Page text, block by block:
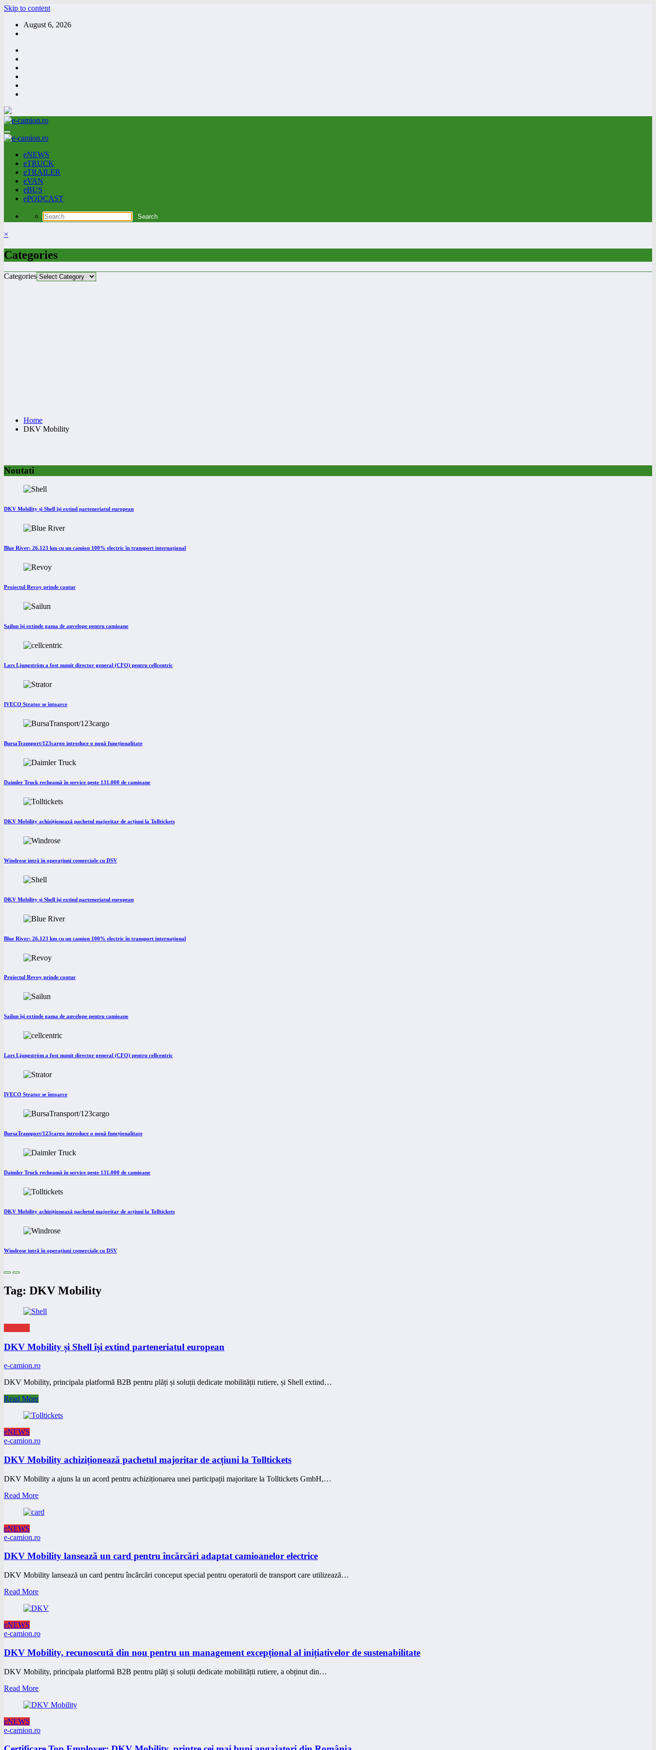
Skip to content
August 6, 2026
eNEWS
eTRUCK
eTRAILER
eVAN
eBUS
ePODCAST
×
Categories
Categories
Home
DKV Mobility
Noutati
DKV Mobility și Shell își extind parteneriatul european
Blue River: 26.123 km cu un camion 100% electric în transport internațional
Proiectul Revoy prinde contur
Sailun își extinde gama de anvelope pentru camioane
Lars Ljungström a fost numit director general (CFO) pentru cellcentric
IVECO Strator se întoarce
BursaTransport/123cargo introduce o nouă funcționalitate
Daimler Truck recheamă în service peste 131.000 de camioane
DKV Mobility achiziționează pachetul majoritar de acțiuni la Tolltickets
Windrose intră în operațiuni comerciale cu DSV
DKV Mobility și Shell își extind parteneriatul european
Blue River: 26.123 km cu un camion 100% electric în transport internațional
Proiectul Revoy prinde contur
Sailun își extinde gama de anvelope pentru camioane
Lars Ljungström a fost numit director general (CFO) pentru cellcentric
IVECO Strator se întoarce
BursaTransport/123cargo introduce o nouă funcționalitate
Daimler Truck recheamă în service peste 131.000 de camioane
DKV Mobility achiziționează pachetul majoritar de acțiuni la Tolltickets
Windrose intră în operațiuni comerciale cu DSV
Tag: DKV Mobility
DKV Mobility și Shell își extind parteneriatul european
e-camion.ro
DKV Mobility, principala platformă B2B pentru plăți și soluții dedicate mobilității rutiere, și Shell extind…
Read More
eNEWS
e-camion.ro
DKV Mobility achiziționează pachetul majoritar de acțiuni la Tolltickets
DKV Mobility a ajuns la un acord pentru achiziționarea unei participații majoritare la Tolltickets GmbH,…
Read More
eNEWS
e-camion.ro
DKV Mobility lansează un card pentru încărcări adaptat camioanelor electrice
DKV Mobility lansează un card pentru încărcări conceput special pentru operatorii de transport care utilizează…
Read More
eNEWS
e-camion.ro
DKV Mobility, recunoscută din nou pentru un management excepțional al inițiativelor de sustenabilitate
DKV Mobility, principala platformă B2B pentru plăți și soluții dedicate mobilității rutiere, a obținut din…
Read More
eNEWS
e-camion.ro